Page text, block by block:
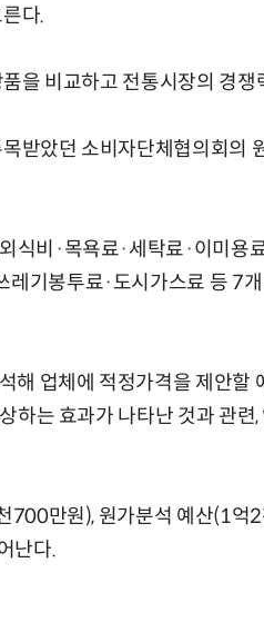
다.
을 비교하고 전통시장의 경쟁
받았던 소비자단체협의회의
식비·목욕료·세탁료·이미용
기봉투료·도시가스료 등 7
해 업체에 적정가격을 제안할
하는 효과가 나타난 것과 관련
700만원), 원가분석 예산(1
난다.